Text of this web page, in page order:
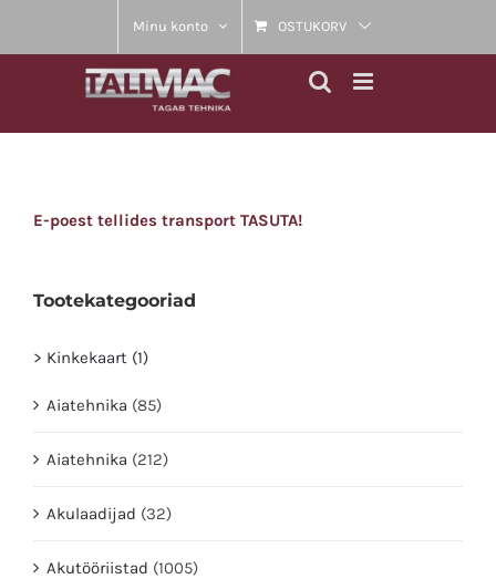
Minu konto OSTUKORV
E-poest tellides transport TASUTA!
Tootekategooriad
> Kinkekaart (1)
Aiatehnika (85)
Aiatehnika (212)
Akulaadijad (32)
Akutööriistad (1005)